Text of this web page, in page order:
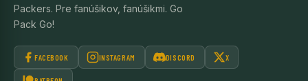
Packers. Pre fanúšikov, fanúšikmi. Go
Pack Go!
FACEBOOK INSTAGRAM DISCORD X